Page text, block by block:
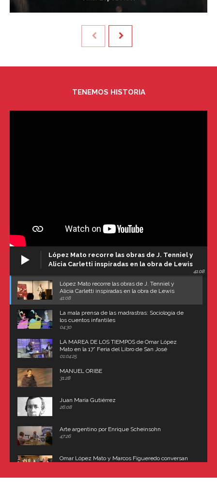
TENEMOS HISTORIA
López Mato recorre las obras de J. Tenniel y
Alicia Carletti inspiradas en la obra de Lewis
41:08
López Mato recorre las obras de J. Tenniel y
Alicia Carletti inspiradas en la obra de Lewis
Carroll
41:08
La mala prensa de las madrastras: Sociología de
los cuentos infantiles
04:30
LA MAREA DE LOS TIEMPOS de Omar López
Mato en la 17° Feria del Libro de San José
(Uruguay)
01:04:25
MANUEL ORIBE
31:28
Juan María Gutiérrez
26:08
Arte argentino por Enrique Scheinsohn
47:26
Omar López Mato y Marcos Figueredo conversan